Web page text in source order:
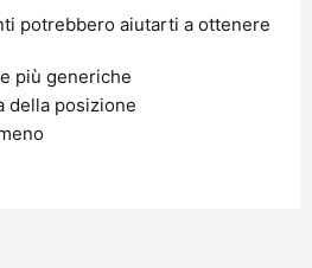
potrebbero aiutarti a ottenere
più generiche
della posizione